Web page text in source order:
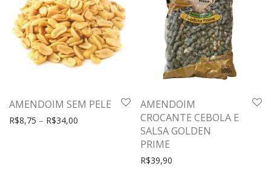
AMENDOIM SEM PELE
R$8,75 – R$34,00
AMENDOIM
CROCANTE CEBOLA E
SALSA GOLDEN
PRIME
R$39,90